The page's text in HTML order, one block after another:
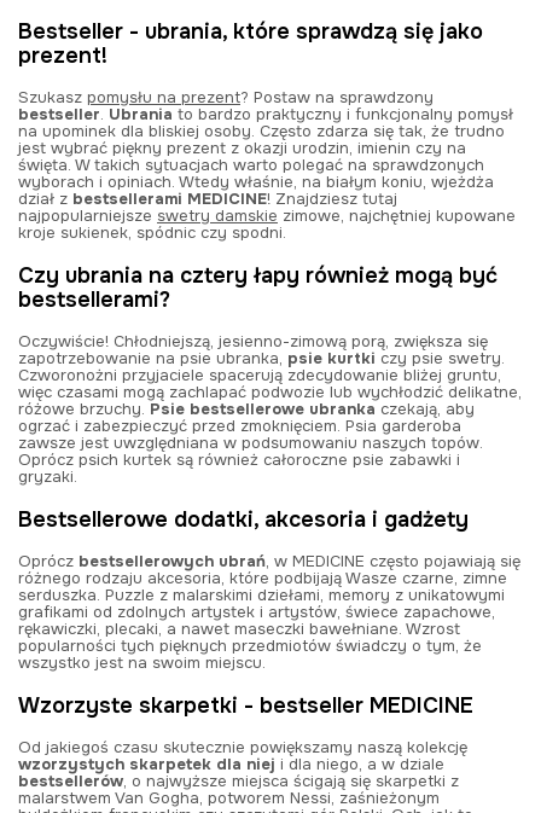
Bestseller - ubrania, które sprawdzą się jako
prezent!
Szukasz pomysłu na prezent? Postaw na sprawdzony
bestseller. Ubrania to bardzo praktyczny i funkcjonalny pomysł
na upominek dla bliskiej osoby. Często zdarza się tak, że trudno
jest wybrać piękny prezent z okazji urodzin, imienin czy na
święta. W takich sytuacjach warto polegać na sprawdzonych
wyborach i opiniach. Wtedy właśnie, na białym koniu, wjeżdża
dział z bestsellerami MEDICINE! Znajdziesz tutaj
najpopularniejsze swetry damskie zimowe, najchętniej kupowane
kroje sukienek, spódnic czy spodni.
Czy ubrania na cztery łapy również mogą być
bestsellerami?
Oczywiście! Chłodniejszą, jesienno-zimową porą, zwiększa się
zapotrzebowanie na psie ubranka, psie kurtki czy psie swetry.
Czworonożni przyjaciele spacerują zdecydowanie bliżej gruntu,
więc czasami mogą zachlapać podwozie lub wychłodzić delikatne,
różowe brzuchy. Psie bestsellerowe ubranka czekają, aby
ogrzać i zabezpieczyć przed zmoknięciem. Psia garderoba
zawsze jest uwzględniana w podsumowaniu naszych topów.
Oprócz psich kurtek są również całoroczne psie zabawki i
gryzaki.
Bestsellerowe dodatki, akcesoria i gadżety
Oprócz bestsellerowych ubrań, w MEDICINE często pojawiają się
różnego rodzaju akcesoria, które podbijają Wasze czarne, zimne
serduszka. Puzzle z malarskimi dziełami, memory z unikatowymi
grafikami od zdolnych artystek i artystów, świece zapachowe,
rękawiczki, plecaki, a nawet maseczki bawełniane. Wzrost
popularności tych pięknych przedmiotów świadczy o tym, że
wszystko jest na swoim miejscu.
Wzorzyste skarpetki - bestseller MEDICINE
Od jakiegoś czasu skutecznie powiększamy naszą kolekcję
wzorzystych skarpetek dla niej i dla niego, a w dziale
bestsellerów, o najwyższe miejsca ścigają się skarpetki z
malarstwem Van Gogha, potworem Nessi, zaśnieżonym